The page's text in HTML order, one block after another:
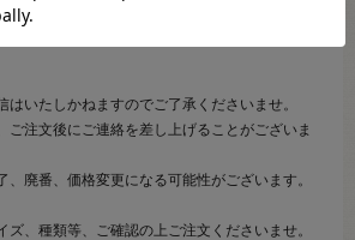
はいたしかねますのでご了承くださいませ。
ご注文後にご連絡を差し上げることがございま
、廃番、価格変更になる可能性がございます。
ズ、種類等、ご確認の上ご注文くださいませ。